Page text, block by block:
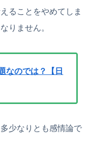
ることをやめてしま
りません。
なのでは？【日
少なりとも感情論で